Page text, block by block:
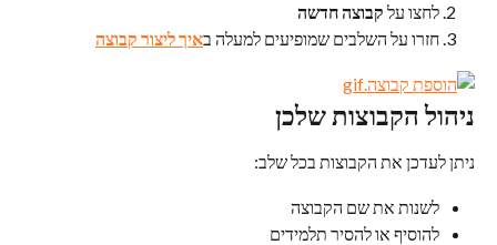
לחצו על קבוצה חדשה
חזרו על השלבים שמופיעים למעלה באיך ליצור קבוצה
ניהול הקבוצות שלכן
ניתן לעדכן את הקבוצות בכל שלב:
לשנות את שם הקבוצה
להוסיף או להסיר תלמידים